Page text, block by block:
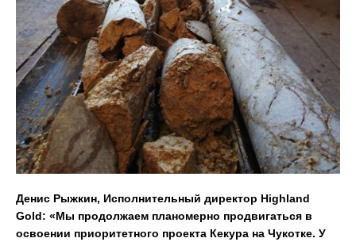
Денис Рыжкин, Исполнительный директор Highland
Gold: «Мы продолжаем планомерно продвигаться в
освоении приоритетного проекта Кекура на Чукотке. У